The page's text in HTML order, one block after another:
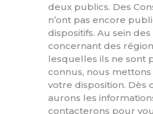
deux publics. Des
n’ont pas encore
dispositifs. Au sein
concernant des
lesquelles ils ne sont
connus, nous
votre disposition. Dès
aurons les
contacterons pour